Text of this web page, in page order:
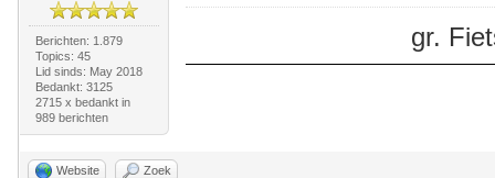
Berichten: 1.879
Topics: 45
Lid sinds: May 2018
Bedankt: 3125
2715 x bedankt in
989 berichten
gr.
Website Zoek